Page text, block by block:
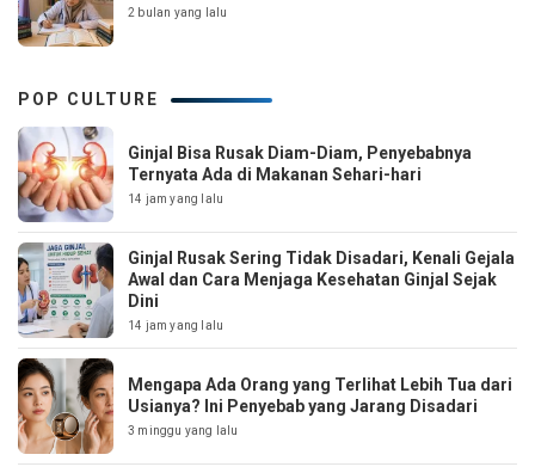
2 bulan yang lalu
POP CULTURE
Ginjal Bisa Rusak Diam-Diam, Penyebabnya
Ternyata Ada di Makanan Sehari-hari
14 jam yang lalu
Ginjal Rusak Sering Tidak Disadari, Kenali Gejala
Awal dan Cara Menjaga Kesehatan Ginjal Sejak
Dini
14 jam yang lalu
Mengapa Ada Orang yang Terlihat Lebih Tua dari
Usianya? Ini Penyebab yang Jarang Disadari
3 minggu yang lalu